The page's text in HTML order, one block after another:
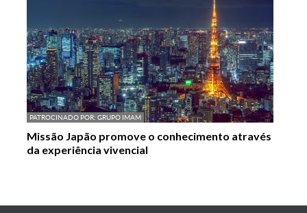
PATROCINADO POR: GRUPO IMAM
Missão Japão promove o conhecimento através
da experiência vivencial